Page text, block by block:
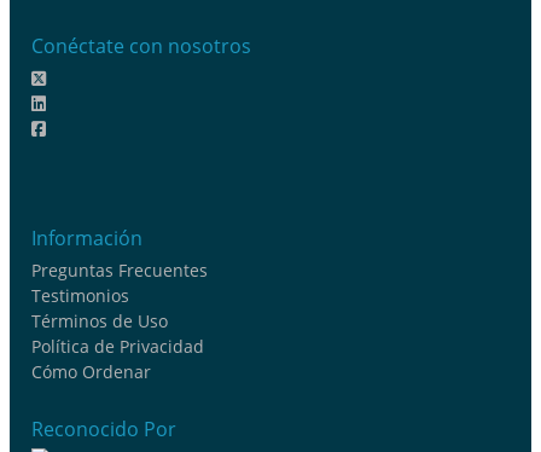
Conéctate con nosotros
Información
Preguntas Frecuentes
Testimonios
Términos de Uso
Política de Privacidad
Cómo Ordenar
Reconocido Por